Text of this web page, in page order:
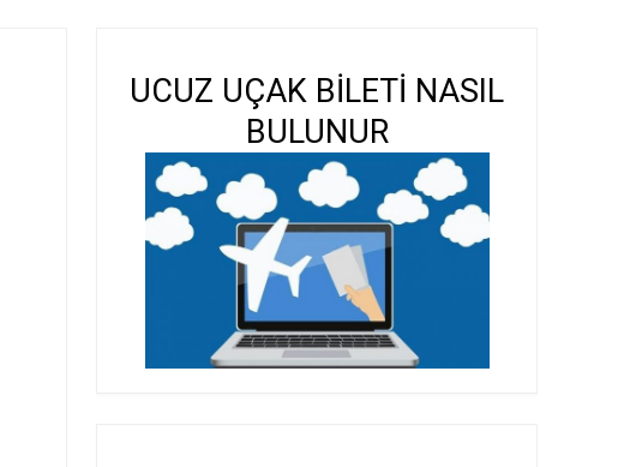
UCUZ UÇAK BİLETİ NASIL
BULUNUR